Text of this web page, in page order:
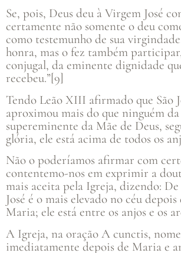
Se, pois, Deus deu à Virgem José
certamente não somente o deu
como testemunho de sua
honra, mas o fez também
conjugal, da eminente dignidade
recebeu.”[9]
Tendo Leão XIII afirmado que São
aproximou mais do que ninguém
supereminente da Mãe de Deus,
glória, ele está acima de todos os
Não o poderíamos afirmar com
contentemo-nos em exprimir a
mais aceita pela Igreja, dizendo: De
José é o mais elevado no céu depois
Maria; ele está entre os anjos e os
A Igreja, na oração A cunctis,
imediatamente depois de Maria e